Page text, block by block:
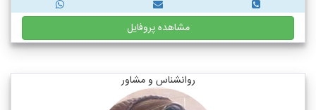
مشاهده پروفایل
روانشناس و مشاور